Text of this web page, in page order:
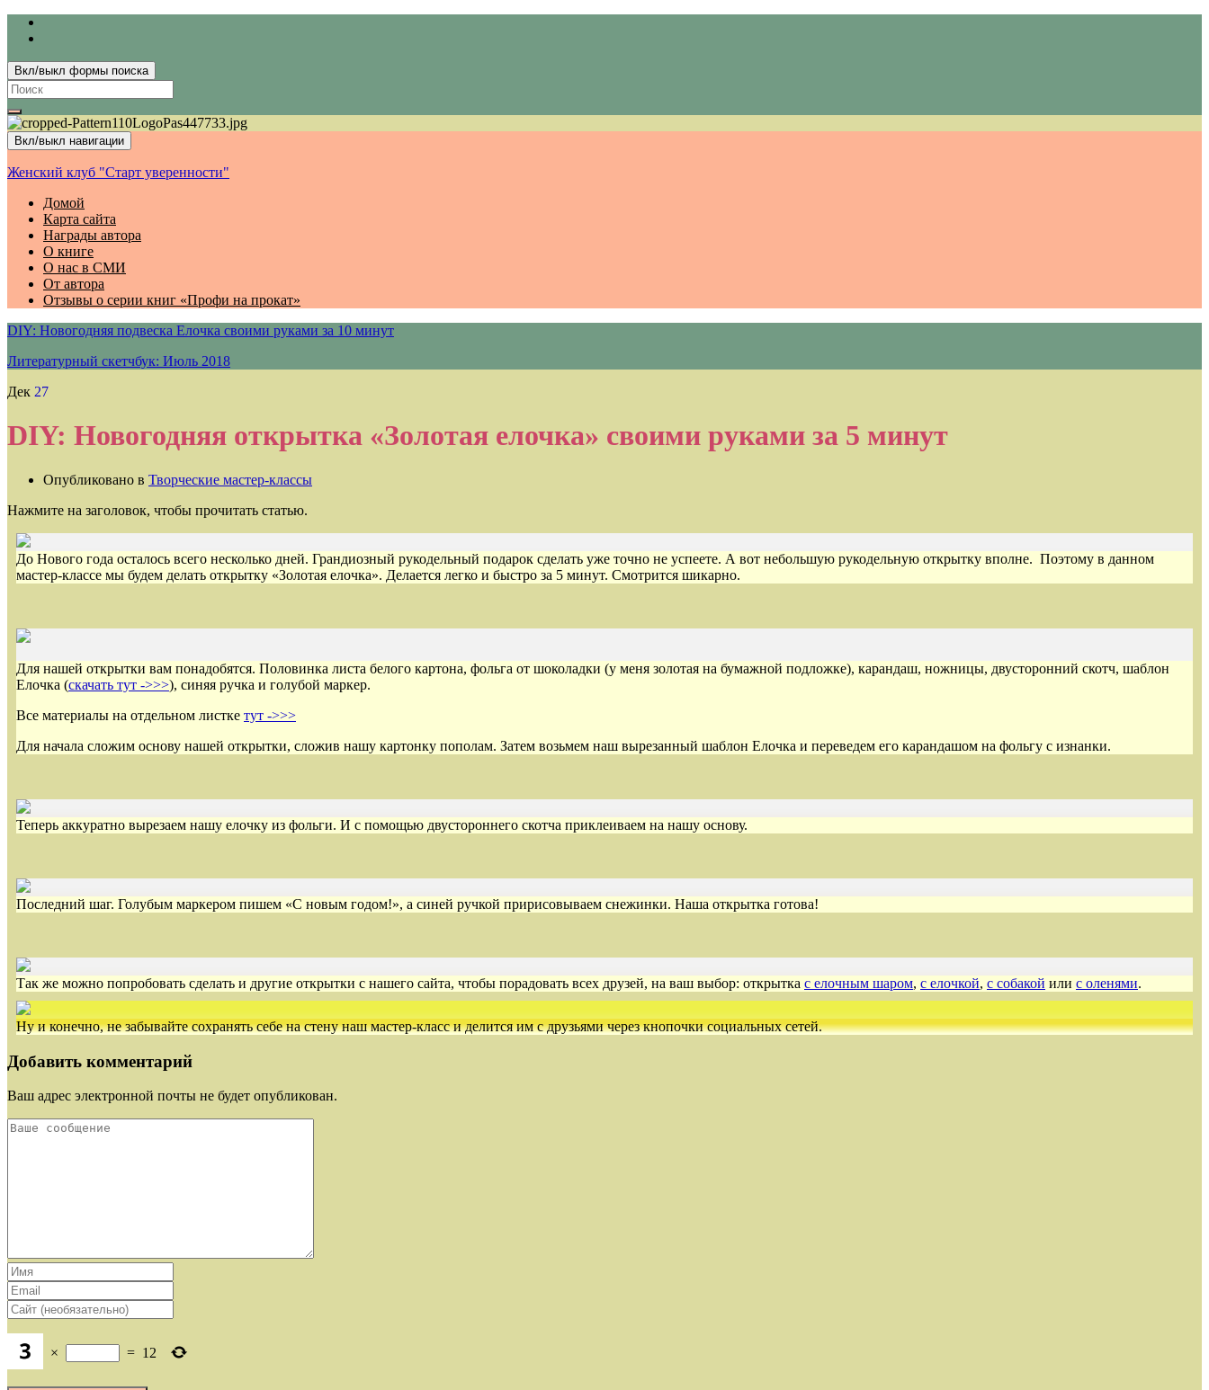
Вкл/выкл формы поиска
Search
for:
Вкл/выкл навигации
Женский клуб "Старт уверенности"
Домой
Карта сайта
Награды автора
О книге
О нас в СМИ
От автора
Отзывы о серии книг «Профи на прокат»
DIY: Новогодняя подвеска Елочка своими руками за 10 минут
Литературный скетчбук: Июль 2018
Дек 27
DIY: Новогодняя открытка «Золотая елочка» своими руками за 5 минут
Опубликовано в Творческие мастер-классы
Нажмите на заголовок, чтобы прочитать статью.
До Нового года осталось всего несколько дней. Грандиозный рукодельный подарок сделать уже точно не успеете. А вот небольшую рукодельную открытку вполне. Поэтому в данном
мастер-классе мы будем делать открытку «Золотая елочка». Делается легко и быстро за 5 минут. Смотрится шикарно.
Для нашей открытки вам понадобятся. Половинка листа белого картона, фольга от шоколадки (у меня золотая на бумажной подложке), карандаш, ножницы, двусторонний скотч, шаблон
Елочка (скачать тут ->>>), синяя ручка и голубой маркер.
Все материалы на отдельном листке тут ->>>
Для начала сложим основу нашей открытки, сложив нашу картонку пополам. Затем возьмем наш вырезанный шаблон Елочка и переведем его карандашом на фольгу с изнанки.
Теперь аккуратно вырезаем нашу елочку из фольги. И с помощью двустороннего скотча приклеиваем на нашу основу.
Последний шаг. Голубым маркером пишем «С новым годом!», а синей ручкой пририсовываем снежинки. Наша открытка готова!
Так же можно попробовать сделать и другие открытки с нашего сайта, чтобы порадовать всех друзей, на ваш выбор: открытка с елочным шаром, с елочкой, с собакой или с оленями.
Ну и конечно, не забывайте сохранять себе на стену наш мастер-класс и делится им с друзьями через кнопочки социальных сетей.
Добавить комментарий
Ваш адрес электронной почты не будет опубликован.
× = 12